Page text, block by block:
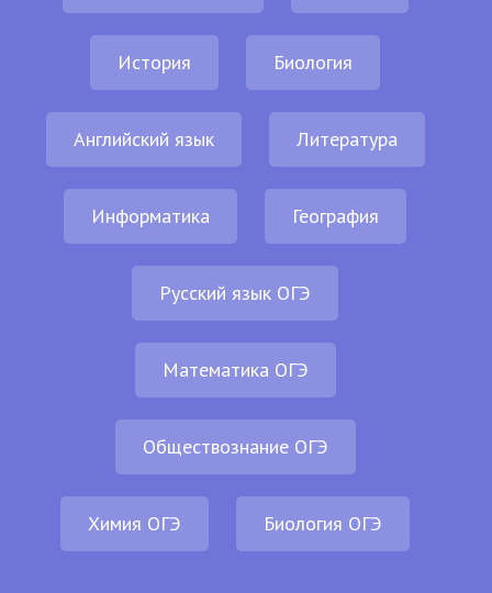
История Биология
Английский язык Литература
Информатика География
Русский язык ОГЭ
Математика ОГЭ
Обществознание ОГЭ
Химия ОГЭ Биология ОГЭ